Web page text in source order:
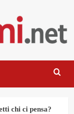
chi ci pensa?